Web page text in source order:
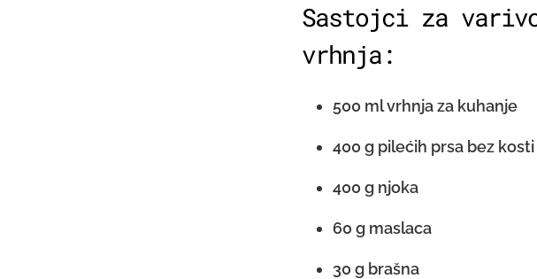
Sastojci za
vrhnja:
500 ml vrhnja za kuhanje
400 g pilećih prsa bez kosti
400 g njoka
60 g maslaca
30 g brašna